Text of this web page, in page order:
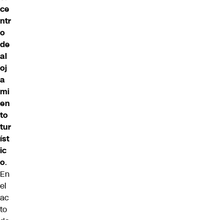
ce
ntr
o
de
al
oj
a
mi
en
to
tur
íst
ic
o.
En
el
ac
to